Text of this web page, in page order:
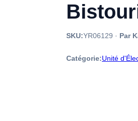
SKU:YR06129 · Par
Catégorie:Unité